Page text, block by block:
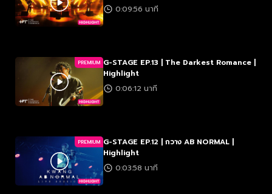
0:09:56 นาที
PREMIUM G-STAGE EP.13 | The Darkest Romance |
Highlight
0:06:12 นาที
PREMIUM G-STAGE EP.12 | กวาง AB NORMAL |
Highlight
0:03:58 นาที